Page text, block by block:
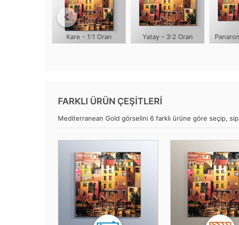
Kare - 1:1 Oran Yatay - 3:2 Oran
FARKLI ÜRÜN ÇEŞİTLERİ
Mediterranean Gold görselini 6 farklı ürüne göre seçip,